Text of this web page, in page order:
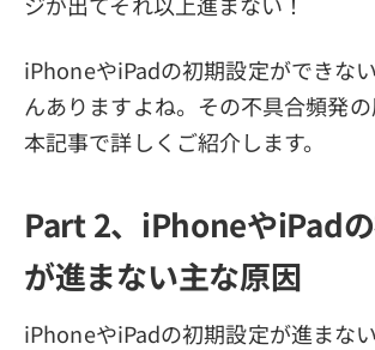
iPhoneやiPadの初期設定ができな
んありますよね。その不具合頻発
本記事で詳しくご紹介します。
Part 2、iPhoneやiPad
が進まない主な原因
iPhoneやiPadの初期設定が進まな